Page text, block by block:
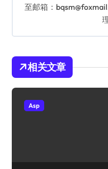
至邮箱：
相关文章
Asp